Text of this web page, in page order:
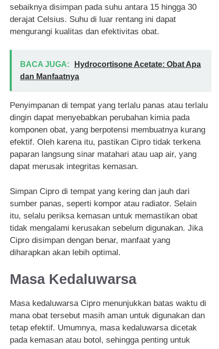
sebaiknya disimpan pada suhu antara 15 hingga 30
derajat Celsius. Suhu di luar rentang ini dapat
mengurangi kualitas dan efektivitas obat.
BACA JUGA:
Hydrocortisone Acetate: Obat Apa
dan Manfaatnya
Penyimpanan di tempat yang terlalu panas atau terlalu
dingin dapat menyebabkan perubahan kimia pada
komponen obat, yang berpotensi membuatnya kurang
efektif. Oleh karena itu, pastikan Cipro tidak terkena
paparan langsung sinar matahari atau uap air, yang
dapat merusak integritas kemasan.
Simpan Cipro di tempat yang kering dan jauh dari
sumber panas, seperti kompor atau radiator. Selain
itu, selalu periksa kemasan untuk memastikan obat
tidak mengalami kerusakan sebelum digunakan. Jika
Cipro disimpan dengan benar, manfaat yang
diharapkan akan lebih optimal.
Masa Kedaluwarsa
Masa kedaluwarsa Cipro menunjukkan batas waktu di
mana obat tersebut masih aman untuk digunakan dan
tetap efektif. Umumnya, masa kedaluwarsa dicetak
pada kemasan atau botol, sehingga penting untuk